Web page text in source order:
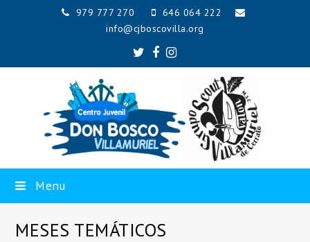
979 777 270
646 064 222
info@cjboscovilla.org
TwitterFacebook
Instagram
Menu
MESES TEMÁTICOS